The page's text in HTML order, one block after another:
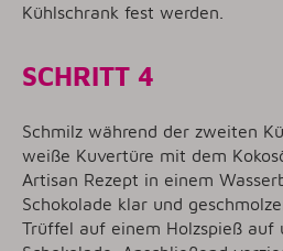
Kühlschrank fest werden.
SCHRITT 4
Schmilz während der zweiten
weiße Kuvertüre mit dem
Artisan Rezept in einem
Schokolade klar und
Trüffel auf einem Holzspieß auf